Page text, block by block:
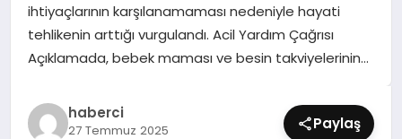
SPOR
TEKNOLOJI
YAŞAM
ihtiyaçlarının karşılanamaması nedeniyle hayati
tehlikenin arttığı vurgulandı. Acil Yardım Çağrısı
Açıklamada, bebek maması ve besin takviyelerinin…
haberci
27 Temmuz 2025 Paylaş